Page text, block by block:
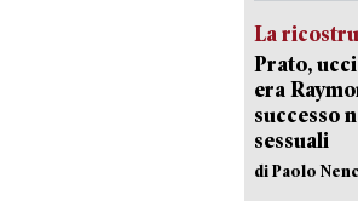
La
Prato,
era
successo
sessuali
di Paolo